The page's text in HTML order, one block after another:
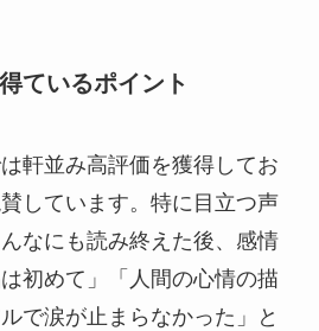
ているポイント
軒並み高評価を獲得してお
しています。特に目立つ声
なにも読み終えた後、感情
初めて」「人間の心情の描
で涙が止まらなかった」と